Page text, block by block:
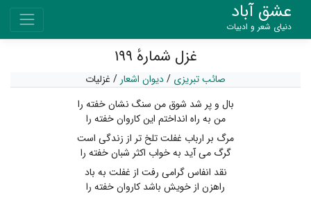
عشق آباد
دنیای شعر و ادبیات
غزل شمارهٔ ۱۹۹
صائب تبریزی /دیوان اشعار / غزلیات
بال و پر شد شوق من سنگ نشان خفته را
من به راه انداختم این کاروان خفته را
مرگ بر ارباب غفلت تلخ تر از زندگی است
گرگ می آید به خواب اکثر شبان خفته را
نقد انفاس گرامی رفت از غفلت به باد
راهزن از خویش باشد کاروان خفته را